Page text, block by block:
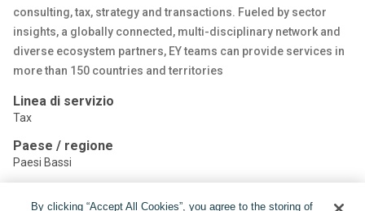
consulting, tax, strategy and transactions. Fueled by sector
insights, a globally connected, multi-disciplinary network and
diverse ecosystem partners, EY teams can provide services in
more than 150 countries and territories
Linea di servizio
Tax
Paese / regione
Paesi Bassi
By clicking “Accept All Cookies”, you agree to the storing of